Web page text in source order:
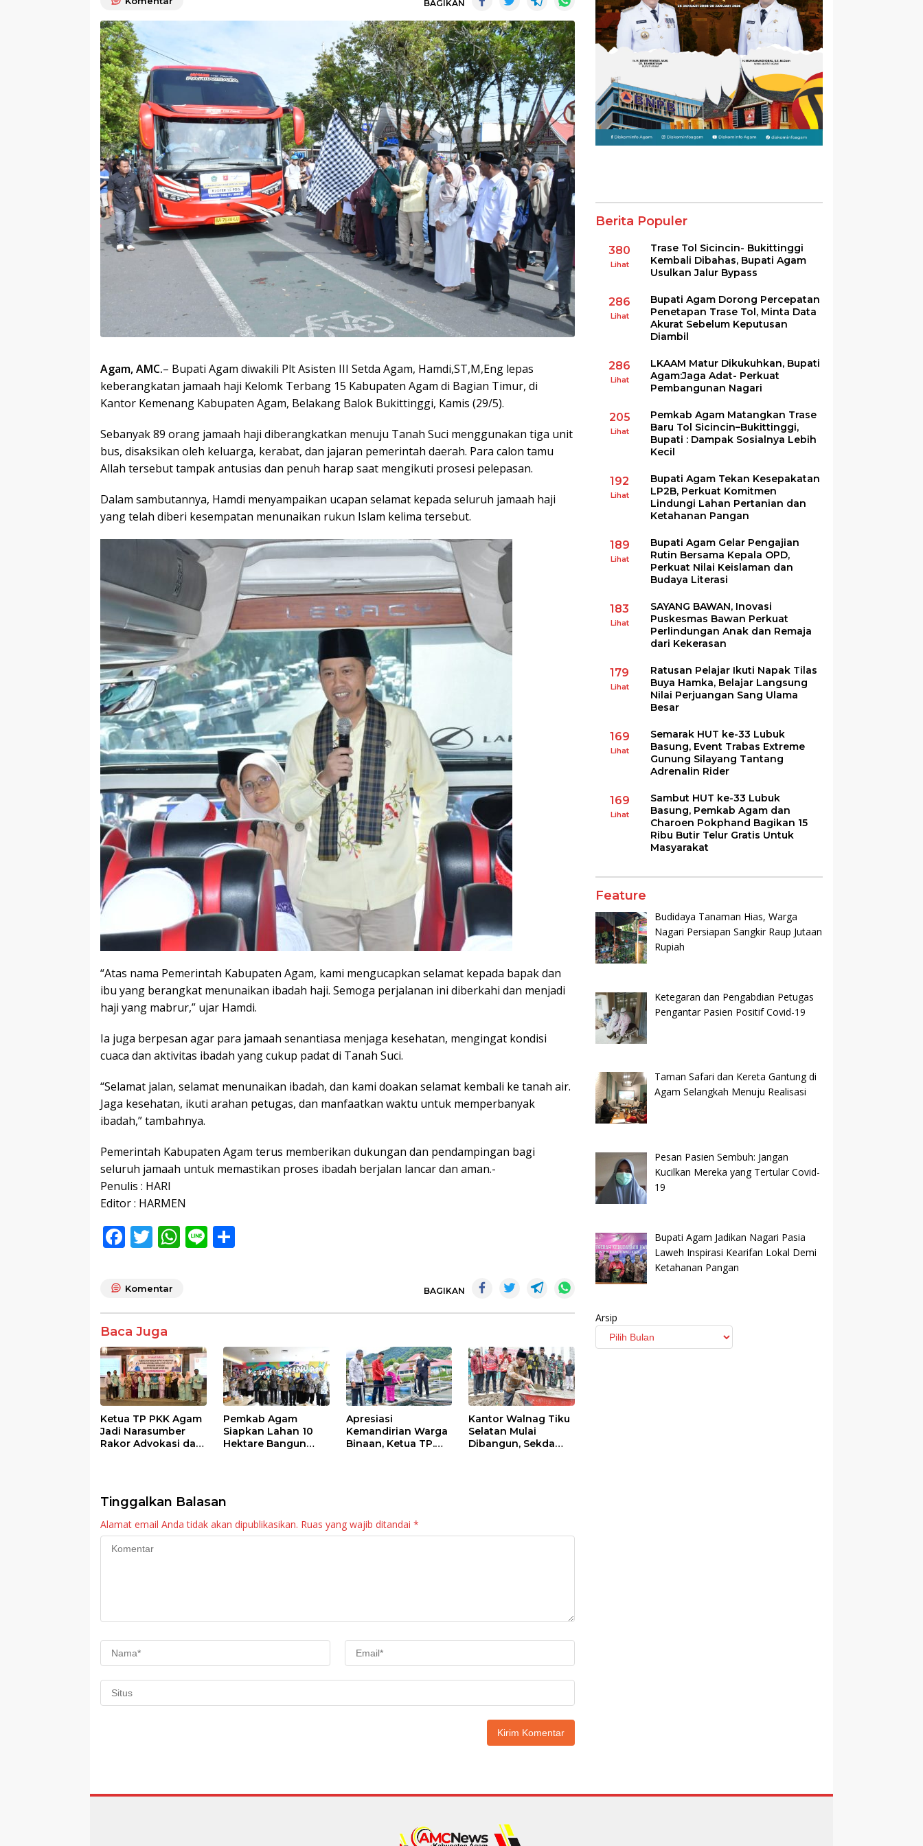
BAGIKAN
Agam, AMC.– Bupati Agam diwakili Plt Asisten III Setda Agam, Hamdi,ST,M,Eng lepas
keberangkatan jamaah haji Kelomk Terbang 15 Kabupaten Agam di Bagian Timur, di
Kantor Kemenang Kabupaten Agam, Belakang Balok Bukittinggi, Kamis (29/5).
Sebanyak 89 orang jamaah haji diberangkatkan menuju Tanah Suci menggunakan tiga unit
bus, disaksikan oleh keluarga, kerabat, dan jajaran pemerintah daerah. Para calon tamu
Allah tersebut tampak antusias dan penuh harap saat mengikuti prosesi pelepasan.
Dalam sambutannya, Hamdi menyampaikan ucapan selamat kepada seluruh jamaah haji
yang telah diberi kesempatan menunaikan rukun Islam kelima tersebut.
“Atas nama Pemerintah Kabupaten Agam, kami mengucapkan selamat kepada bapak dan
ibu yang berangkat menunaikan ibadah haji. Semoga perjalanan ini diberkahi dan menjadi
haji yang mabrur,” ujar Hamdi.
Ia juga berpesan agar para jamaah senantiasa menjaga kesehatan, mengingat kondisi
cuaca dan aktivitas ibadah yang cukup padat di Tanah Suci.
“Selamat jalan, selamat menunaikan ibadah, dan kami doakan selamat kembali ke tanah air.
Jaga kesehatan, ikuti arahan petugas, dan manfaatkan waktu untuk memperbanyak
ibadah,” tambahnya.
Pemerintah Kabupaten Agam terus memberikan dukungan dan pendampingan bagi
seluruh jamaah untuk memastikan proses ibadah berjalan lancar dan aman.-
Penulis : HARI
Editor : HARMEN
F
e
o
o
k
T
itt
W
p
p
Li
Komentar BAGIKAN
Baca Juga
Ketua TP PKK Agam
Jadi Narasumber
Rakor Advokasi dan
Pemkab Agam
Siapkan Lahan 10
Hektare Bangun
Apresiasi
Kemandirian Warga
Binaan, Ketua TP.
Kantor Walnag Tiku
Selatan Mulai
Dibangun, Sekda
Tinggalkan Balasan
Alamat email Anda tidak akan dipublikasikan. Ruas yang wajib ditandai *
Berita Populer
380
Lihat
Trase Tol Sicincin- Bukittinggi
Kembali Dibahas, Bupati Agam
Usulkan Jalur Bypass
286
Lihat
Bupati Agam Dorong Percepatan
Penetapan Trase Tol, Minta Data
Akurat Sebelum Keputusan
Diambil
286
Lihat
LKAAM Matur Dikukuhkan, Bupati
Agam:Jaga Adat- Perkuat
Pembangunan Nagari
205
Lihat
Pemkab Agam Matangkan Trase
Baru Tol Sicincin–Bukittinggi,
Bupati : Dampak Sosialnya Lebih
Kecil
192
Lihat
Bupati Agam Tekan Kesepakatan
LP2B, Perkuat Komitmen
Lindungi Lahan Pertanian dan
Ketahanan Pangan
189
Lihat
Bupati Agam Gelar Pengajian
Rutin Bersama Kepala OPD,
Perkuat Nilai Keislaman dan
Budaya Literasi
183
Lihat
SAYANG BAWAN, Inovasi
Puskesmas Bawan Perkuat
Perlindungan Anak dan Remaja
dari Kekerasan
179
Lihat
Ratusan Pelajar Ikuti Napak Tilas
Buya Hamka, Belajar Langsung
Nilai Perjuangan Sang Ulama
Besar
169
Lihat
Semarak HUT ke-33 Lubuk
Basung, Event Trabas Extreme
Gunung Silayang Tantang
Adrenalin Rider
169
Lihat
Sambut HUT ke-33 Lubuk
Basung, Pemkab Agam dan
Charoen Pokphand Bagikan 15
Ribu Butir Telur Gratis Untuk
Masyarakat
Feature
Budidaya Tanaman Hias, Warga
Nagari Persiapan Sangkir Raup Jutaan
Rupiah
Ketegaran dan Pengabdian Petugas
Pengantar Pasien Positif Covid-19
Taman Safari dan Kereta Gantung di
Agam Selangkah Menuju Realisasi
Pesan Pasien Sembuh: Jangan
Kucilkan Mereka yang Tertular Covid-
19
Bupati Agam Jadikan Nagari Pasia
Laweh Inspirasi Kearifan Lokal Demi
Ketahanan Pangan
Arsip